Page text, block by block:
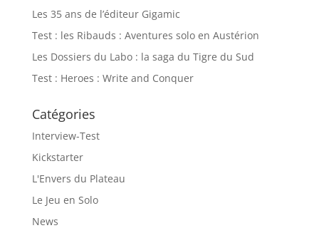
Les 35 ans de l’éditeur Gigamic
Test : les Ribauds : Aventures solo en Austérion
Les Dossiers du Labo : la saga du Tigre du Sud
Test : Heroes : Write and Conquer
Catégories
Interview-Test
Kickstarter
L'Envers du Plateau
Le Jeu en Solo
News